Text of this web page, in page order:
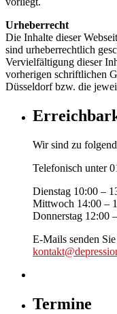
Urheberrecht
Die Inhalte dieser
sind urheberrechtlich
Vervielfältigung dieser
vorherigen schriftlichen
Düsseldorf bzw. die
Wir sind zu
Telefonisch unter
Dienstag 10:00 –
Mittwoch 14:00 –
Donnerstag 12:00
E-Mails senden
Termine